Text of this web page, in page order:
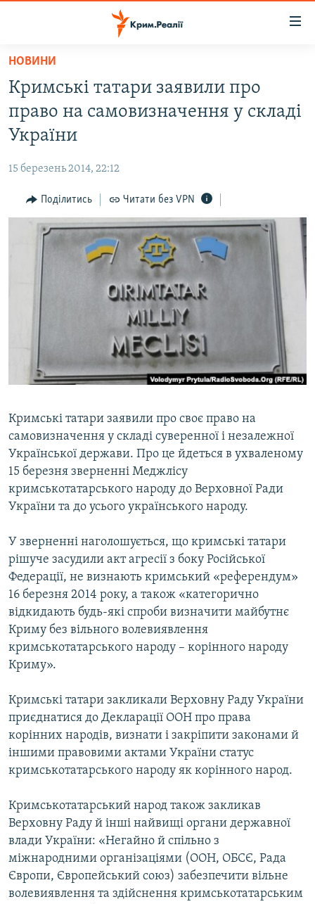
Перейти
основного
матеріалу
Перейти
до
основної
навігації
Перейти
до
пошуку
ВОДА.КРИМ
ВІДЕО ТА ФОТО
БЛОГИ
ПОГЛЯД
ІНТЕРВ'Ю
ВСЕ ЗА ДЕНЬ
СПЕЦПРОЕКТИ
ДЕПОРТАЦІЯ
ВІДЕОУРОКИ «ELIFBE»
СВІДЧЕННЯ ОКУПАЦІЇ
УКРАЇНСЬКА ПРОБЛЕМА КРИМУ
ЯК ОБІЙТИ БЛОКУВАННЯ
Русский
Qırımtatar
Усі сайти RFE/RL
НОВИНИ
Кримські татари заявили про
право на самовизначення у складі
України
15 березень 2014, 22:12
Поділитись Читати без VPN
Кримські татари заявили про своє право на
самовизначення у складі суверенної і незалежної
Української держави. Про це йдеться в ухваленому
15 березня зверненні Меджлісу
кримськотатарського народу до Верховної Ради
України та до усього українського народу.
У зверненні наголошується, що кримські татари
рішуче засудили акт агресії з боку Російської
Федерації, не визнають кримський «референдум»
16 березня 2014 року, а також «категорично
відкидають будь-які спроби визначити майбутнє
Криму без вільного волевиявлення
кримськотатарського народу – корінного народу
Криму».
Кримські татари закликали Верховну Раду України
приєднатися до Декларації ООН про права
корінних народів, визнати і закріпити законами й
іншими правовими актами України статус
кримськотатарського народу як корінного народ.
Кримськотатарський народ також закликав
Верховну Раду й інші найвищі органи державної
влади України: «Негайно й спільно з
міжнародними організаціями (ООН, ОБСЄ, Рада
Європи, Європейський союз) забезпечити вільне
волевиявлення та здійснення кримськотатарським